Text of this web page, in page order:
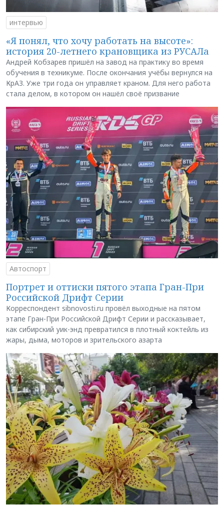
интервью
«Я понял, что хочу работать на высоте»:
история 20-летнего крановщика из РУСАЛа
Андрей Кобзарев пришёл на завод на практику во время
обучения в техникуме. После окончания учёбы вернулся на
КрАЗ. Уже три года он управляет краном. Для него работа
стала делом, в котором он нашёл своё призвание
Автоспорт
Портрет и оттиски пятого этапа Гран-При
Российской Дрифт Серии
Корреспондент sibnovosti.ru провёл выходные на пятом
этапе Гран-При Российской Дрифт Серии и рассказывает,
как сибирский уик-энд превратился в плотный коктейль из
жары, дыма, моторов и зрительского азарта